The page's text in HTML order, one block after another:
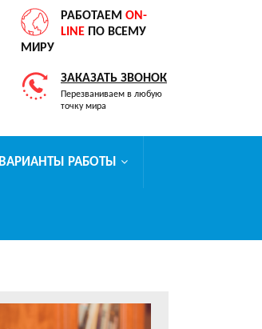
РАБОТАЕМ ON-
LINE ПО ВСЕМУ
МИРУ
ЗАКАЗАТЬ ЗВОНОК
Перезваниваем в любую
точку мира
ВАРИАНТЫ РАБОТЫ